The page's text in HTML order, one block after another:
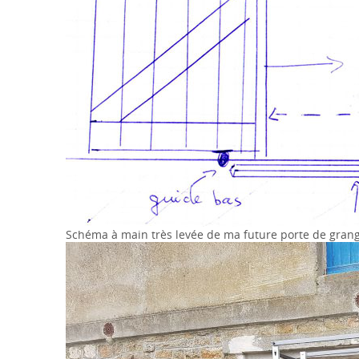
Schéma à main très levée de ma future porte de